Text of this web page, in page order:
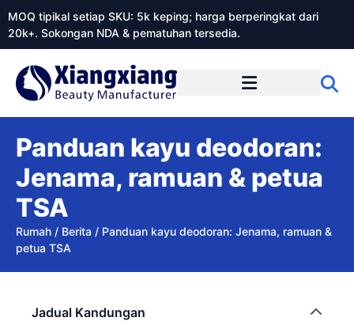
MOQ tipikal setiap SKU: 5k keping; harga berperingkat dari
20k+. Sokongan NDA & pematuhan tersedia.
Panduan kayu deodoran:
Jenama, ramuan & petua
TSA
Rumah / Berita / Panduan kayu deodoran: Jenama, ramuan &
petua TSA
Jadual Kandungan